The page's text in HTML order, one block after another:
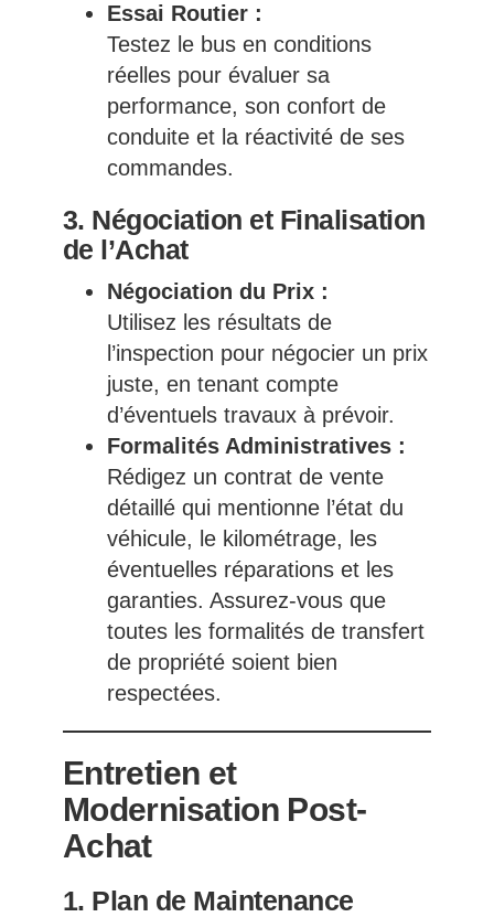
Essai Routier :
Testez le bus en conditions
réelles pour évaluer sa
performance, son confort de
conduite et la réactivité de ses
commandes.
3. Négociation et Finalisation
de l’Achat
Négociation du Prix :
Utilisez les résultats de
l’inspection pour négocier un prix
juste, en tenant compte
d’éventuels travaux à prévoir.
Formalités Administratives :
Rédigez un contrat de vente
détaillé qui mentionne l’état du
véhicule, le kilométrage, les
éventuelles réparations et les
garanties. Assurez-vous que
toutes les formalités de transfert
de propriété soient bien
respectées.
Entretien et
Modernisation Post-
Achat
1. Plan de Maintenance